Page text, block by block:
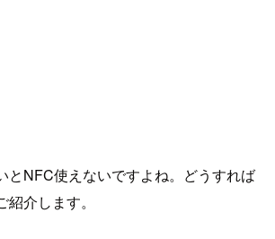
とNFC使えないですよね。どうすれば
介します。